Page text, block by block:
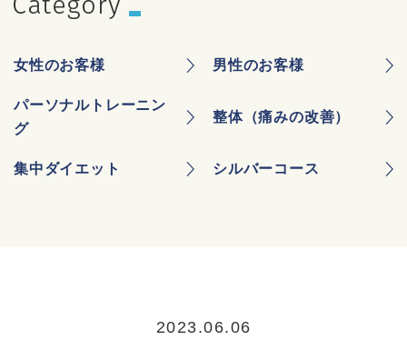
⼥性のお客様 男性のお客様
パーソナルトレーニン
グ
整体（痛みの改善）
集中ダイエット シルバーコース
2023.06.06